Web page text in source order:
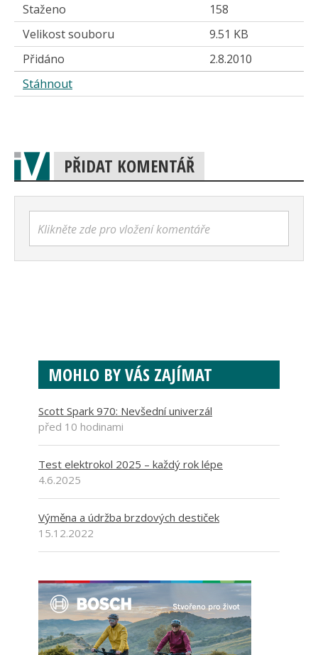
Staženo
158
Velikost souboru
9.51 KB
Přidáno
2.8.2010
Stáhnout
PŘIDAT KOMENTÁŘ
Klikněte zde pro vložení komentáře
MOHLO BY VÁS ZAJÍMAT
Scott Spark 970: Nevšední univerzál
před 10 hodinami
Test elektrokol 2025 – každý rok lépe
4.6.2025
Výměna a údržba brzdových destiček
15.12.2022